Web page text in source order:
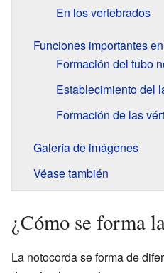
En los vertebrados
Funciones importantes
Formación del tubo
Establecimiento del
Formación de las
Galería de imágenes
Véase también
¿Cómo se forma
La notocorda se forma de